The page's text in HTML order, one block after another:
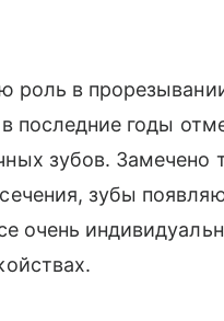
роль в
последние годы
зубов. Замечено
зубы
очень